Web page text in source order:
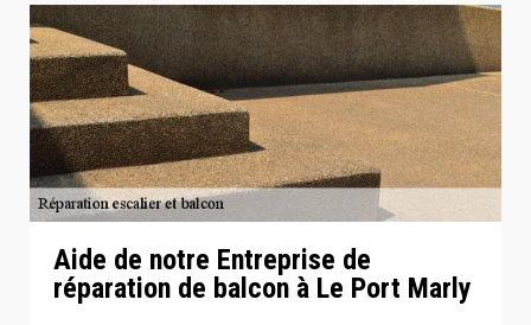
Aide de notre Entreprise de
réparation de balcon à Le Port Marly